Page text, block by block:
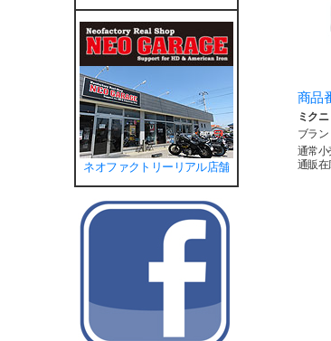
ネオファクトリーリアル店舗
商品
ミク
ブラ
通常小
通販